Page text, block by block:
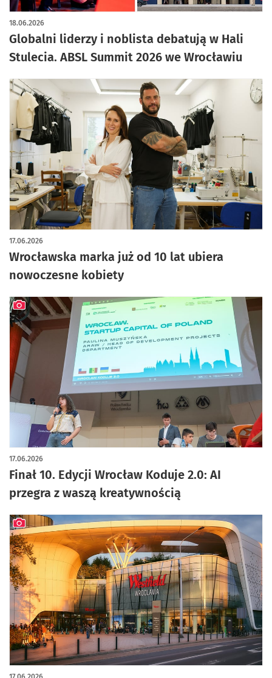
Globalni liderzy i noblista debatują w Hali
Stulecia. ABSL Summit 2026 we Wrocławiu
18.06.2026
artykuł z galerią zdjęć
Wrocławska marka już od 10 lat ubiera
nowoczesne kobiety
17.06.2026
Finał 10. Edycji Wrocław Koduje 2.0: AI
przegra z waszą kreatywnością
17.06.2026
artykuł z galerią zdjęć
artykuł z galerią zdjęć